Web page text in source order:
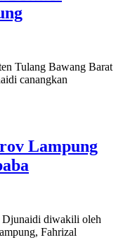
Tulang Bawang Barat
canangkan
Lampung
diwakili oleh
Fahrizal